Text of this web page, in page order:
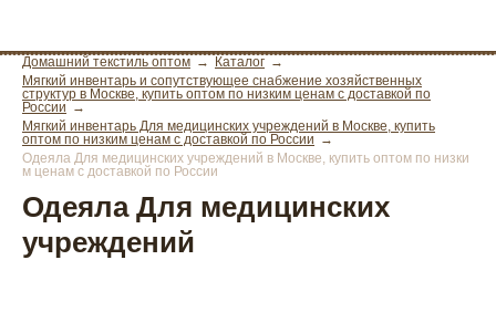
Домашний текстиль оптом
Каталог
Мягкий инвентарь и сопутствующее снабжение хозяйственных
структур в Москве, купить оптом по низким ценам с доставкой по
России
Мягкий инвентарь Для медицинских учреждений в Москве, купить
оптом по низким ценам с доставкой по России
Одеяла Для медицинских учреждений в Москве, купить оптом по низки
м ценам с доставкой по России
Одеяла Для медицинских
учреждений